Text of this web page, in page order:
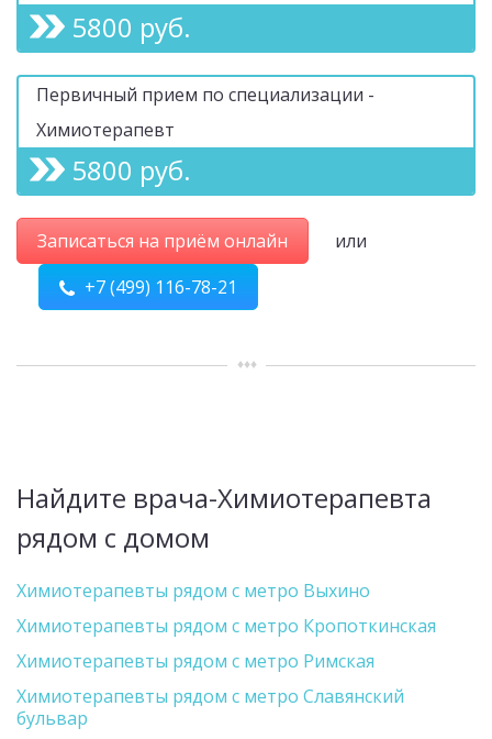
5800 руб.
Первичный прием по специализации -
Химиотерапевт
5800 руб.
Записаться на приём онлайн
или
+7 (499) 116-78-21
Найдите врача-Химиотерапевта
рядом с домом
Химиотерапевты рядом с метро Выхино
Химиотерапевты рядом с метро Кропоткинская
Химиотерапевты рядом с метро Римская
Химиотерапевты рядом с метро Славянский
бульвар